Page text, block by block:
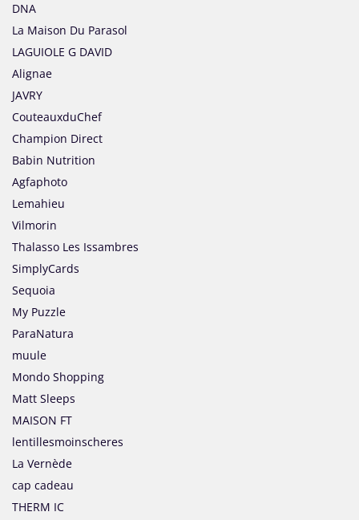
DNA
La Maison Du Parasol
LAGUIOLE G DAVID
Alignae
JAVRY
CouteauxduChef
Champion Direct
Babin Nutrition
Agfaphoto
Lemahieu
Vilmorin
Thalasso Les Issambres
SimplyCards
Sequoia
My Puzzle
ParaNatura
muule
Mondo Shopping
Matt Sleeps
MAISON FT
lentillesmoinscheres
La Vernède
cap cadeau
THERM IC